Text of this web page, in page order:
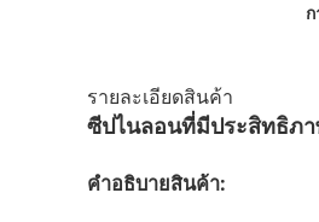
รายละเอียดสินค้า
ซีปไนลอนที่มีประสิทธิภา
คําอธิบายสินค้า: